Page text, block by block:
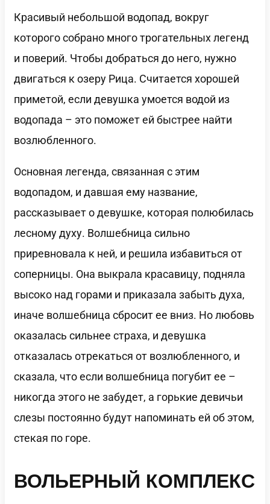
Красивый небольшой водопад, вокруг
которого собрано много трогательных легенд
и поверий. Чтобы добраться до него, нужно
двигаться к озеру Рица. Считается хорошей
приметой, если девушка умоется водой из
водопада – это поможет ей быстрее найти
возлюбленного.
Основная легенда, связанная с этим
водопадом, и давшая ему название,
рассказывает о девушке, которая полюбилась
лесному духу. Волшебница сильно
приревновала к ней, и решила избавиться от
соперницы. Она выкрала красавицу, подняла
высоко над горами и приказала забыть духа,
иначе волшебница сбросит ее вниз. Но любовь
оказалась сильнее страха, и девушка
отказалась отрекаться от возлюбленного, и
сказала, что если волшебница погубит ее –
никогда этого не забудет, а горькие девичьи
слезы постоянно будут напоминать ей об этом,
стекая по горе.
ВОЛЬЕРНЫЙ КОМПЛЕКС